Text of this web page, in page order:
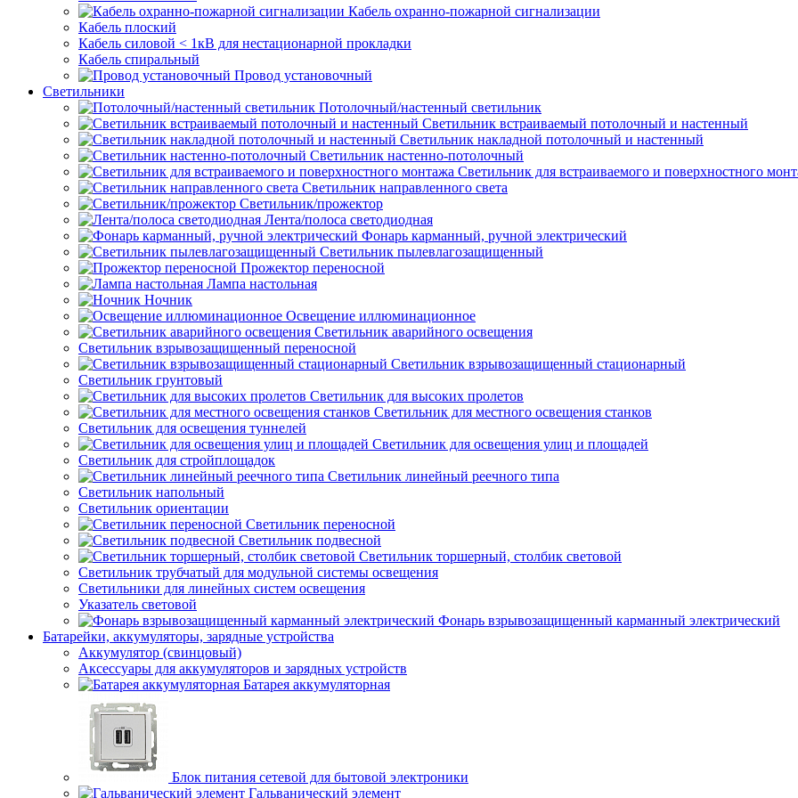
Кабель охранно-пожарной сигнализации
Кабель плоский
Кабель силовой < 1кВ для нестационарной прокладки
Кабель спиральный
Провод установочный
Светильники
Потолочный/настенный светильник
Светильник встраиваемый потолочный и настенный
Светильник накладной потолочный и настенный
Светильник настенно-потолочный
Светильник для встраиваемого и поверхностного
Светильник направленного света
Светильник/прожектор
Лента/полоса светодиодная
Фонарь карманный, ручной электрический
Светильник пылевлагозащищенный
Прожектор переносной
Лампа настольная
Ночник
Освещение иллюминационное
Светильник аварийного освещения
Светильник взрывозащищенный переносной
Светильник взрывозащищенный стационарный
Светильник грунтовый
Светильник для высоких пролетов
Светильник для местного освещения станков
Светильник для освещения туннелей
Светильник для освещения улиц и площадей
Светильник для стройплощадок
Светильник линейный реечного типа
Светильник напольный
Светильник ориентации
Светильник переносной
Светильник подвесной
Светильник торшерный, столбик световой
Светильник трубчатый для модульной системы освещения
Светильники для линейных систем освещения
Указатель световой
Фонарь взрывозащищенный карманный электрический
Батарейки, аккумуляторы, зарядные устройства
Аккумулятор (свинцовый)
Аксессуары для аккумуляторов и зарядных устройств
Батарея аккумуляторная
Блок питания сетевой для бытовой электроники
Гальванический элемент